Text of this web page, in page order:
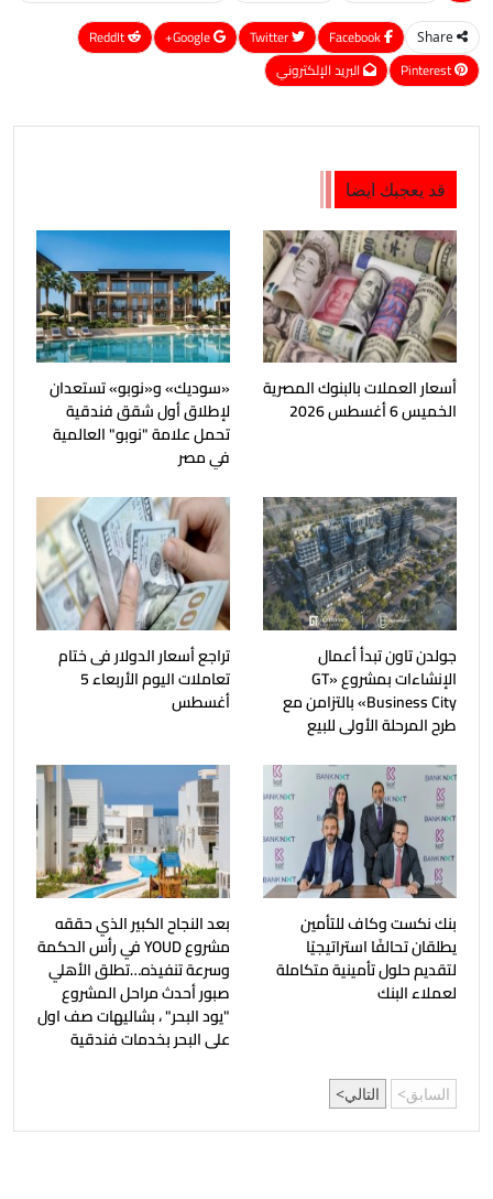
Share
Google+
ReddIt
Pinterest
البريد الإلكتروني
قد يعجبك ايضا
أسعار العملات بالبنوك المصرية
الخميس 6 أغسطس 2026
«سوديك» و«نوبو» تستعدان
لإطلاق أول شقق فندقية
تحمل علامة "نوبو" العالمية
في مصر
جولدن تاون تبدأ أعمال
الإنشاءات بمشروع «GT
Business City» بالتزامن مع
طرح المرحلة الأولى للبيع
تراجع أسعار الدولار فى ختام
تعاملات اليوم الأربعاء 5
أغسطس
بنك نكست وكاف للتأمين
يطلقان تحالفًا استراتيجيًا
لتقديم حلول تأمينية متكاملة
لعملاء البنك
بعد النجاح الكبير الذي حققه
مشروع YOUD في رأس الحكمة
وسرعة تنفيذه…تطلق الأهلي
صبور أحدث مراحل المشروع
"يود البحر" ، بشاليهات صف اول
على البحر بخدمات فندقية
السابق التالي